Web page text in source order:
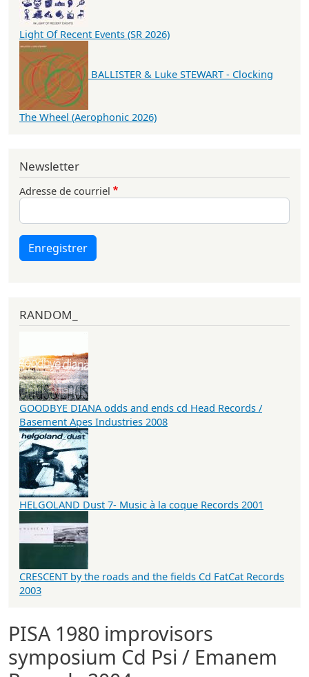
PISA 1980 improvisors
symposium Cd Psi / Emanem
Light Of Recent Events (SR 2026)
BALLISTER & Luke STEWART - Clocking
The Wheel (Aerophonic 2026)
Newsletter
Adresse de courriel
Enregistrer
RANDOM_
GOODBYE DIANA odds and ends cd Head Records /
Basement Apes Industries 2008
HELGOLAND Dust 7- Music à la coque Records 2001
CRESCENT by the roads and the fields Cd FatCat Records
2003